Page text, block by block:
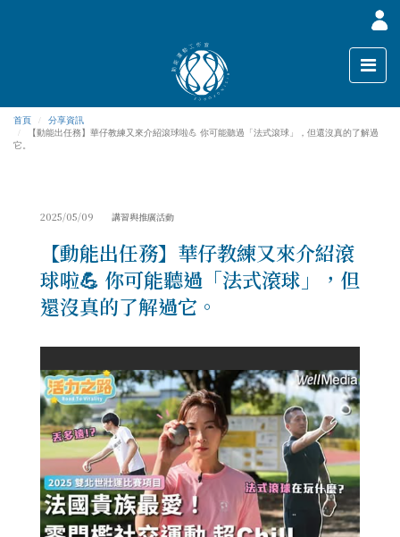
首頁
分享資訊
【動能出任務】華仔教練又來介紹滾球啦💪 你可能聽過「法式滾球」，但還沒真的了解過
它。
2025/05/09 講習與推廣活動
【動能出任務】華仔教練又來介紹滾
球啦💪 你可能聽過「法式滾球」，但
還沒真的了解過它。